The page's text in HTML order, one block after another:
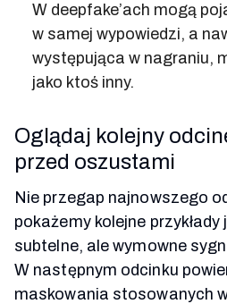
W deepfake’ach mogą
w samej wypowiedzi, a
występująca w nagraniu,
jako ktoś inny.
Oglądaj kolejny
przed oszustami
Nie przegap najnowszego
pokażemy kolejne
subtelne, ale wymowne
W następnym odcinku
maskowania stosowanych